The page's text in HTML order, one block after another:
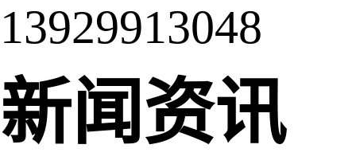
13929913048
新闻资讯